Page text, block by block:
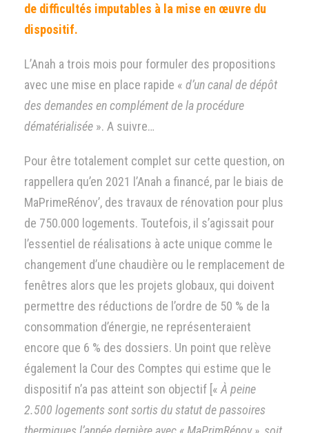
de difficultés imputables à la mise en œuvre du
dispositif.
L’Anah a trois mois pour formuler des propositions
avec une mise en place rapide « d’un canal de dépôt
des demandes en complément de la procédure
dématérialisée ». A suivre…
Pour être totalement complet sur cette question, on
rappellera qu’en 2021 l’Anah a financé, par le biais de
MaPrimeRénov’, des travaux de rénovation pour plus
de 750.000 logements. Toutefois, il s’agissait pour
l’essentiel de réalisations à acte unique comme le
changement d’une chaudière ou le remplacement de
fenêtres alors que les projets globaux, qui doivent
permettre des réductions de l’ordre de 50 % de la
consommation d’énergie, ne représenteraient
encore que 6 % des dossiers. Un point que relève
également la Cour des Comptes qui estime que le
dispositif n’a pas atteint son objectif [« À peine
2.500 logements sont sortis du statut de passoires